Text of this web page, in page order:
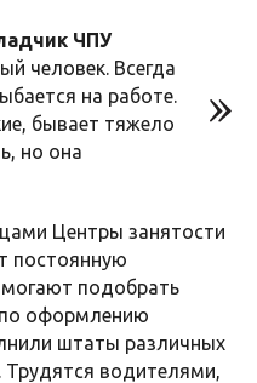
ЧПУ
человек. Всегда
на работе.
бывает тяжело
но она
Центры занятости
постоянную
подобрать
оформлению
штаты различных
Трудятся водителями,